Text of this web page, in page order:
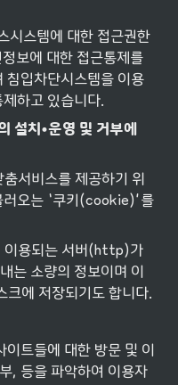
시스템에 대한 접근권한
보에 대한 접근통제를
침입차단시스템을 이용
하고 있습니다.
설치•운영 및 거부에
서비스를 제공하기 위
러오는 ‘쿠키(cookie)’를
이용되는 서버(http)가
는 소량의 정보이며 이
에 저장되기도 합니다.
트들에 대한 방문 및 이
, 등을 파악하여 이용자